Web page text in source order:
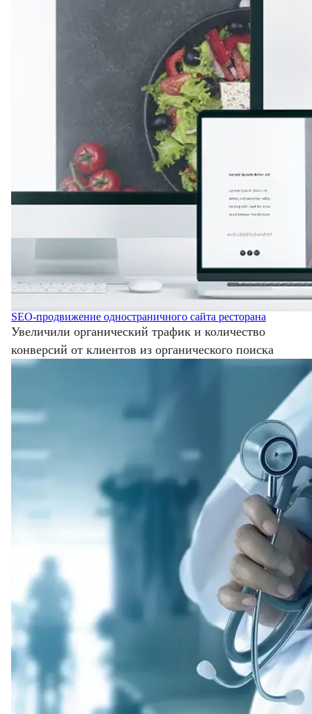
SEO-продвижение одностраничного сайта ресторана
Увеличили органический трафик и количество
конверсий от клиентов из органического поиска